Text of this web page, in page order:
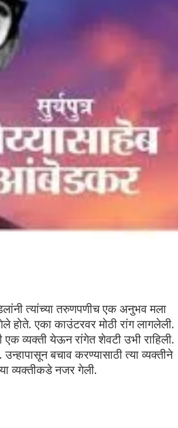
त्यांच्या तरुणपणीच एक अनुभव मला
होते. एका काउंटरवर मोठी रांग लागलेली.
व्यक्ती येऊन रांगेत शेवटी उभी राहिली.
बचाव करण्यासाठी त्या व्यक्तीने
व्यक्तीकडे नजर गेली.